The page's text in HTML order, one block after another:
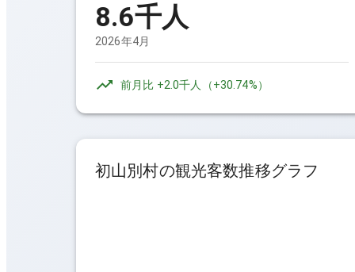
8.6千人
2026年4月
前月比 +2.0千人 （+30.74%）
初山別村の観光客数推移グラフ